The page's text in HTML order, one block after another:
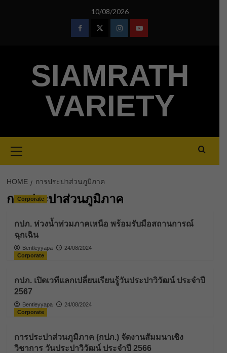
10/08/2026
FacebookTwitterInstagramYoutube
SIAMRATH
VARIETY
Menu
HOME การประปาส่วนภูมิภาค
การประปาส่วนภูมิภาค
Corporate
กปภ. ห่วงน้ำท่วมภาคเหนือ พร้อมรับมือสถานการณ์
ฉุกเฉิน
Bentleyyapa
24/08/2024
Corporate
กปภ. เปิดเวทีแลกเปลี่ยนเรียนรู้วันประปาวิวัฒน์ ประจำปี
2567
Bentleyyapa
24/08/2024
Corporate
การประปาส่วนภูมิภาค (กปภ.) จัดงานสัมมนาเชิง
วิชาการ วันประปาวิวัฒน์ ประจำปี 2566